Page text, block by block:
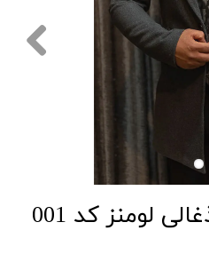
لومنز کد 001